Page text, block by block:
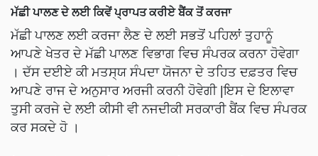
ਮੱਛੀ ਪਾਲਣ ਦੇ ਲਈ ਕਿਵੇਂ ਪ੍ਰਾਪਤ ਕਰੀਏ ਬੈਂਕ ਤੋਂ ਕਰਜਾ
ਮੱਛੀ ਪਾਲਣ ਲਈ ਕਰਜਾ ਲੈਣ ਦੇ ਲਈ ਸਭਤੋਂ ਪਹਿਲਾਂ ਤੁਹਾਨੂੰ
ਆਪਣੇ ਖੇਤਰ ਦੇ ਮੱਛੀ ਪਾਲਣ ਵਿਭਾਗ ਵਿਚ ਸੰਪਰਕ ਕਰਨਾ ਹੋਵੇਗਾ
। ਦੱਸ ਦਈਏ ਕੀ ਮਤਸ੍ਯ ਸੰਪਦਾ ਯੋਜਨਾ ਦੇ ਤਹਿਤ ਦਫ਼ਤਰ ਵਿਚ
ਆਪਣੇ ਰਾਜ ਦੇ ਅਨੁਸਾਰ ਅਰਜੀ ਕਰਨੀ ਹੋਵੇਗੀ |ਇਸ ਦੇ ਇਲਾਵਾ
ਤੁਸੀ ਕਰਜੇ ਦੇ ਲਈ ਕੀਸੀ ਵੀ ਨਜਦੀਕੀ ਸਰਕਾਰੀ ਬੈਂਕ ਵਿਚ ਸੰਪਰਕ
ਕਰ ਸਕਦੇ ਹੋ ।